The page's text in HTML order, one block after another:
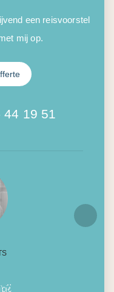
een reisvoorstel
mij op.
44 19 51